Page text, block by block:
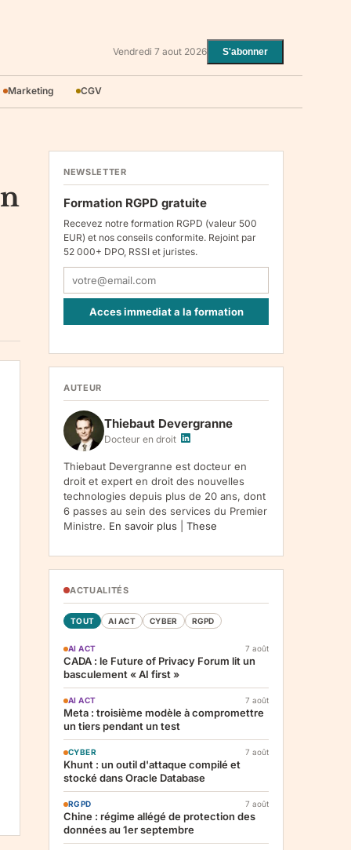
Vendredi 7 aout 2026 S'abonner
Marketing CGV
NEWSLETTER
Formation RGPD gratuite
Recevez notre formation RGPD (valeur 500
EUR) et nos conseils conformite. Rejoint par
52 000+ DPO, RSSI et juristes.
Acces immediat a la formation
1107, Vilnius, LT-05120, Lituanie. Finalite :
inscription a la newsletter et reception de nos
(art. 6.1.a RGPD). Destinataires : le
responsable du traitement, AWS
(hebergement), Amazon SES (envoi des
emails). Conservation : jusqu'a desinscription.
Droits : acces, rectification, effacement,
limitation, opposition, portabilite -- exercez
vos droits via notre . Reclamation :.
AUTEUR
Thiebaut Devergranne
Docteur en droit
Thiebaut Devergranne est docteur en
droit et expert en droit des nouvelles
technologies depuis plus de 20 ans, dont
6 passes au sein des services du Premier
Ministre. En savoir plus These
ACTUALITÉS
TOUT AI ACT CYBER RGPD
AI ACT 7 août
CADA : le Future of Privacy Forum lit un
basculement « AI first »
AI ACT 7 août
Meta : troisième modèle à compromettre
un tiers pendant un test
CYBER 7 août
Khunt : un outil d'attaque compilé et
stocké dans Oracle Database
RGPD 7 août
Chine : régime allégé de protection des
données au 1er septembre